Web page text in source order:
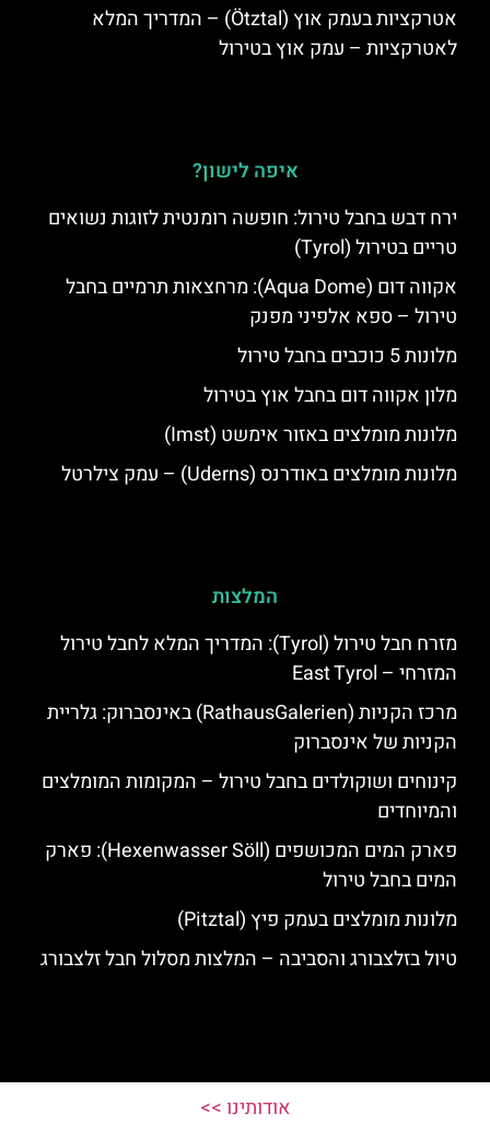
אטרקציות בעמק אוץ (Ötztal) – המדריך המלא
לאטרקציות – עמק אוץ בטירול
איפה לישון?
ירח דבש בחבל טירול: חופשה רומנטית לזוגות נשואים
טריים בטירול (Tyrol)
אקווה דום (Aqua Dome): מרחצאות תרמיים בחבל
טירול – ספא אלפיני מפנק
מלונות 5 כוכבים בחבל טירול
מלון אקווה דום בחבל אוץ בטירול
מלונות מומלצים באזור אימשט (Imst)
מלונות מומלצים באודרנס (Uderns) – עמק צילרטל
המלצות
מזרח חבל טירול (Tyrol): המדריך המלא לחבל טירול
המזרחי – East Tyrol
מרכז הקניות (RathausGalerien) באינסברוק: גלריית
הקניות של אינסברוק
קינוחים ושוקולדים בחבל טירול – המקומות המומלצים
והמיוחדים
פארק המים המכושפים (Hexenwasser Söll): פארק
המים בחבל טירול
מלונות מומלצים בעמק פיץ (Pitztal)
טיול בזלצבורג והסביבה – המלצות מסלול חבל זלצבורג
אודותינו >>